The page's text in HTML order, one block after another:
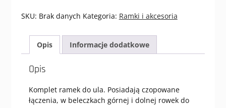
ula
SKU: Brak danych Kategoria: Ramki i akcesoria
Opis Informacje dodatkowe
Opis
Komplet ramek do ula. Posiadają czopowane
łączenia, w beleczkach górnej i dolnej rowek do